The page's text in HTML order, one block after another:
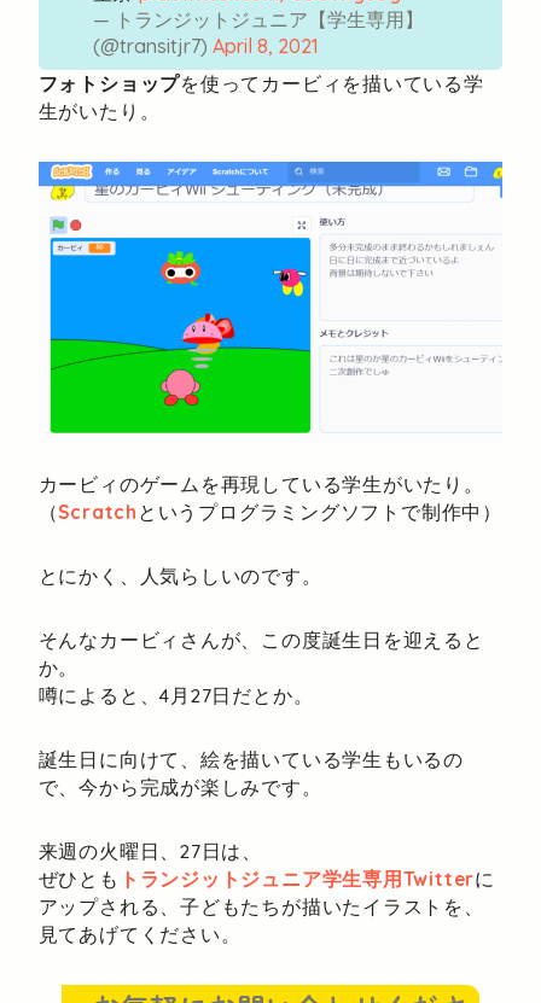
— トランジットジュニア【学生専用】
(@transitjr7) April 8, 2021
フォトショップを使ってカービィを描いている学
生がいたり。
カービィのゲームを再現している学生がいたり。
（Scratch というプログラミングソフトで制作中）
とにかく、人気らしいのです。
そんなカービィさんが、この度誕生日を迎えると
か。
噂によると、4月27日だとか。
誕生日に向けて、絵を描いている学生もいるの
で、今から完成が楽しみです。
来週の火曜日、27日は、
ぜひとも トランジットジュニア学生専用Twitterに
アップされる、子どもたちが描いたイラストを、
見てあげてください。